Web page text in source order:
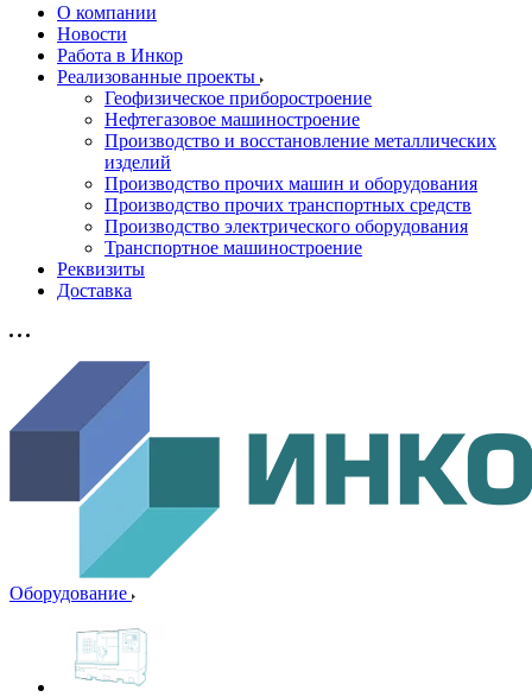
О компании
Новости
Работа в Инкор
Реализованные проекты
Геофизическое приборостроение
Нефтегазовое машиностроение
Производство и восстановление металлических
изделий
Производство прочих машин и оборудования
Производство прочих транспортных средств
Производство электрического оборудования
Транспортное машиностроение
Реквизиты
Доставка
Оборудование